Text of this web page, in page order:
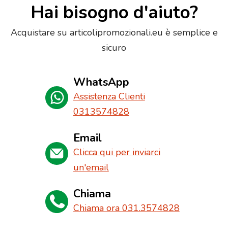
Hai bisogno d'aiuto?
Acquistare su articolipromozionali.eu è semplice e
sicuro
WhatsApp
Assistenza Clienti
0313574828
Email
Clicca qui per inviarci
un'email
Chiama
Chiama ora 031.3574828